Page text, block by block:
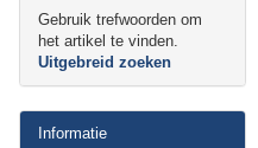
Gebruik trefwoorden om
het artikel te vinden.
Uitgebreid zoeken
Informatie